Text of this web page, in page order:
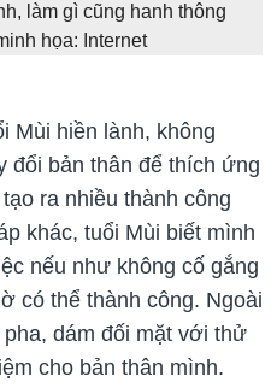
làm gì cũng hanh thông
họa: Internet
Mùi hiền lành, không
đổi bản thân để thích ứng
ra nhiều thành công
khác, tuổi Mùi biết mình
nếu như không cố gắng
có thể thành công. Ngoài
dám đối mặt với thử
cho bản thân mình.